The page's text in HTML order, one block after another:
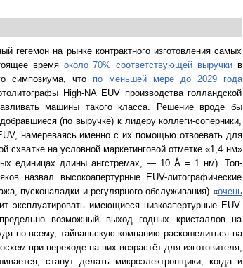
гегемон на рынке контрактного изготовления самых
время около 70% соответствующей выручкив
симпозиума, что по меньшей мере до 2029 года
High-NA EUV производства голландской
машины такого класса. Решение вроде бы
(по выручке) к лидеру коллеги-соперники,
намереваясь именно с их помощью отвоевать для
схватке на условной маркетинговой отметке «1,4 нм»
единицах длины ангстремах, — 10 Å = 1 нм). Топ-
назвал высокоапертурные EUV-литографические
пусконаладки и регулярного обслуживания) «очень
имеющиеся низкоапертурные EUV-
возможный выход годных кристаллов на
по всему, тайваньскую компанию раскошелиться на
при переходе на них возрастёт для изготовителя,
станут делать микроэлектронщики, когда и